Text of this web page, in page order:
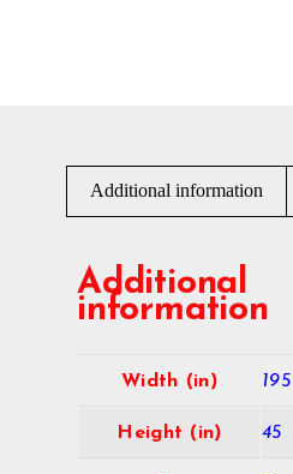
Additional information
Additional
information
Width (in) 195
Height (in) 45